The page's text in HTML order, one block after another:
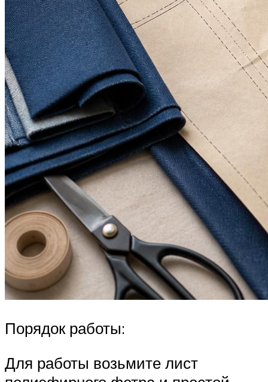
Порядок работы:
Для работы возьмите лист